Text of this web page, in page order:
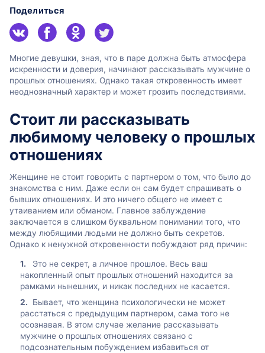
Поделиться
Многие девушки, зная, что в паре должна быть атмосфера
искренности и доверия, начинают рассказывать мужчине о
прошлых отношениях. Однако такая откровенность имеет
неоднозначный характер и может грозить последствиями.
Стоит ли рассказывать
любимому человеку о прошлых
отношениях
Женщине не стоит говорить с партнером о том, что было до
знакомства с ним. Даже если он сам будет спрашивать о
бывших отношениях. И это ничего общего не имеет с
утаиванием или обманом. Главное заблуждение
заключается в слишком буквальном понимании того, что
между любящими людьми не должно быть секретов.
Однако к ненужной откровенности побуждают ряд причин:
Это не секрет, а личное прошлое. Весь ваш
накопленный опыт прошлых отношений находится за
рамками нынешних, и никак последних не касается.
Бывает, что женщина психологически не может
расстаться с предыдущим партнером, сама того не
осознавая. В этом случае желание рассказывать
мужчине о прошлых отношениях связано с
подсознательным побуждением избавиться от